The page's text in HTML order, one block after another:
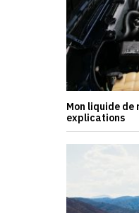
Mon liquide de
explications